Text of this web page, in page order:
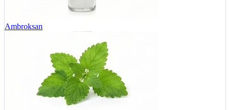
Ambroksan